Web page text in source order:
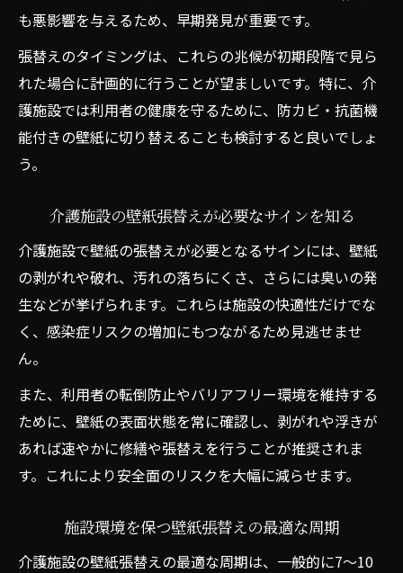
介護施設の壁紙張替えで安全施工を実現す
る工夫
加古川市で安心できる壁紙張替え業者選び
の方法
地元介護施設が実践する壁紙張替えの安全
信頼できる壁紙張替えの業者選定ポイント
壁紙張替えなら加古川市介護施設の事例から学
ぶ
介護施設の壁紙張替え実例で費用感を知る
壁紙張替えで得られる施設環境の変化とは
施設事例から学ぶ壁紙張替えのポイント
実際の壁紙張替え事例に学ぶ注意点
介護施設の壁紙張替えが快適な生活を支え
る
も悪影響を与えるため、早期発見が重要です。
張替えのタイミングは、これらの兆候が初期段階で見ら
れた場合に計画的に行うことが望ましいです。特に、介
護施設では利用者の健康を守るために、防カビ・抗菌機
能付きの壁紙に切り替えることも検討すると良いでしょ
う。
介護施設の壁紙張替えが必要なサインを知る
介護施設で壁紙の張替えが必要となるサインには、壁紙
の剥がれや破れ、汚れの落ちにくさ、さらには臭いの発
生などが挙げられます。これらは施設の快適性だけでな
く、感染症リスクの増加にもつながるため見逃せませ
ん。
また、利用者の転倒防止やバリアフリー環境を維持する
ために、壁紙の表面状態を常に確認し、剥がれや浮きが
あれば速やかに修繕や張替えを行うことが推奨されま
す。これにより安全面のリスクを大幅に減らせます。
施設環境を保つ壁紙張替えの最適な周期
介護施設の壁紙張替えの最適な周期は、一般的に7～10